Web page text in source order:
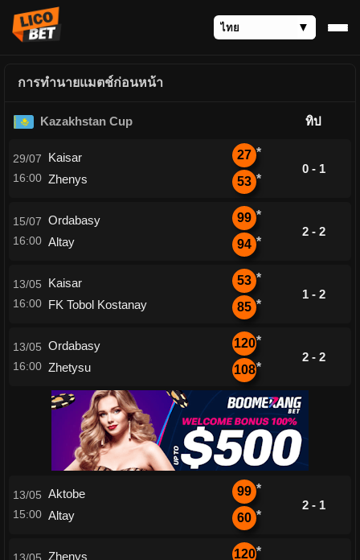
การทำนายแมตช์ก่อนหน้า
Kazakhstan Cup ทิป
29/07
16:00
Kaisar
Zhenys
27 *
53 *
0 - 1
15/07
16:00
Ordabasy
Altay
99 *
94 *
2 - 2
13/05
16:00
Kaisar
FK Tobol Kostanay
53 *
85 *
1 - 2
13/05
16:00
Ordabasy
Zhetysu
120*
108*
2 - 2
13/05
15:00
Aktobe
Altay
99 *
60 *
2 - 1
Zhenys
120*